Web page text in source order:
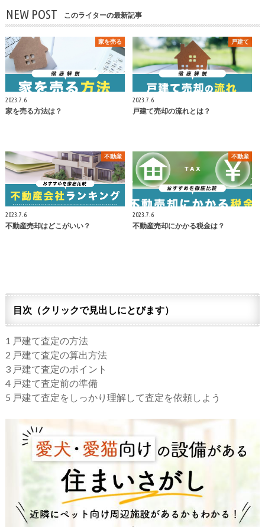
NEW POST このライターの最新記事
家を売る
2023.7.6
家を売る方法は？
戸建て
2023.7.6
戸建て売却の流れとは？
不動産
2023.7.6
不動産売却はどこがいい？
不動産
2023.7.6
不動産売却にかかる税金は？
目次（クリックで見出しにとびます）
1 戸建て査定の方法
2 戸建て査定の算出方法
3戸建て査定のポイント
4戸建て査定前の準備
5 戸建て査定をしっかり理解して査定を依頼しよう